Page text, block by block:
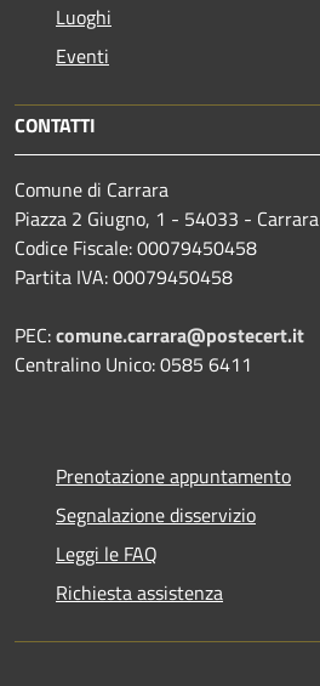
Luoghi
Eventi
CONTATTI
Comune di Carrara
Piazza 2 Giugno, 1 - 54033 - Carrara
Codice Fiscale: 00079450458
Partita IVA: 00079450458
PEC:comune.carrara@postecert.it
Centralino Unico: 0585 6411
Prenotazione appuntamento
Segnalazione disservizio
Leggi le FAQ
Richiesta assistenza